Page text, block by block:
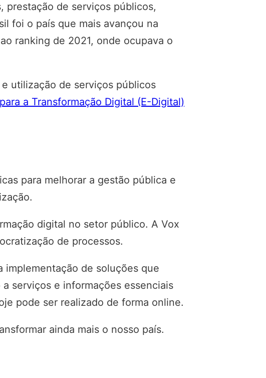
prestação de serviços públicos,
foi o país que mais avançou na
ranking de 2021, onde ocupava o
utilização de serviços públicos
a Transformação Digital (E-Digital)
para melhorar a gestão pública e
digital no setor público. A Vox
de processos.
implementação de soluções que
serviços e informações essenciais
pode ser realizado de forma online.
ainda mais o nosso país.